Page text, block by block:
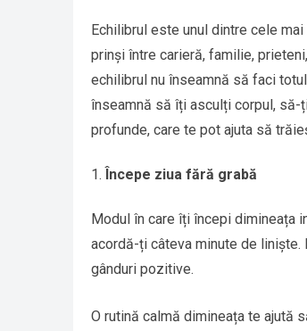
Echilibrul este unul dintre cele
prinși între carieră, familie,
echilibrul nu înseamnă să faci
înseamnă să îți asculți corpul,
profunde, care te pot ajuta să
Începe ziua fără grabă
Modul în care îți începi dimineața
acordă-ți câteva minute de liniște.
gânduri pozitive.
O rutină calmă dimineața te ajută